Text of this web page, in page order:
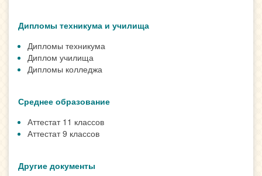
Дипломы техникума и училища
Дипломы техникума
Диплом училища
Дипломы колледжа
Среднее образование
Аттестат 11 классов
Аттестат 9 классов
Другие документы